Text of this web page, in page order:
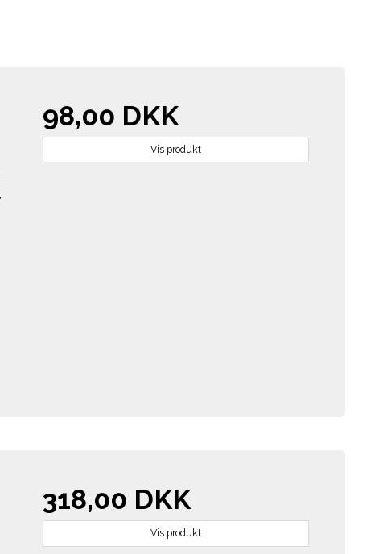
98,00 DKK
Vis produkt
318,00 DKK
Vis produkt